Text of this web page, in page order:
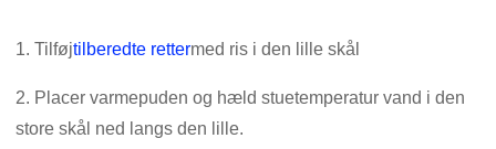
1. Tilføjtilberedte rettermed ris i den lille skål
2. Placer varmepuden og hæld stuetemperatur vand i den
store skål ned langs den lille.